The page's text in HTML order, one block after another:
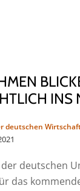
INS
deutschen
deutschen
das